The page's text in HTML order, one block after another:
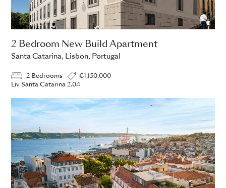
2 Bedroom New Build Apartment
Santa Catarina, Lisbon, Portugal
2 Bedrooms
€1,150,000
Liv Santa Catarina 2.04